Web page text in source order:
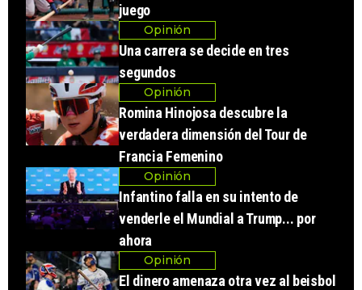
juego
Opinión
Una carrera se decide en tres
segundos
Opinión
Romina Hinojosa descubre la
verdadera dimensión del Tour de
Francia Femenino
Opinión
Infantino falla en su intento de
venderle el Mundial a Trump... por
ahora
Opinión
El dinero amenaza otra vez al beisbol